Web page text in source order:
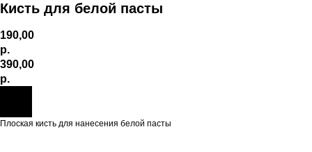
Кисть для белой пасты
190,00
р.
390,00
р.
Плоская кисть для нанесения белой пасты